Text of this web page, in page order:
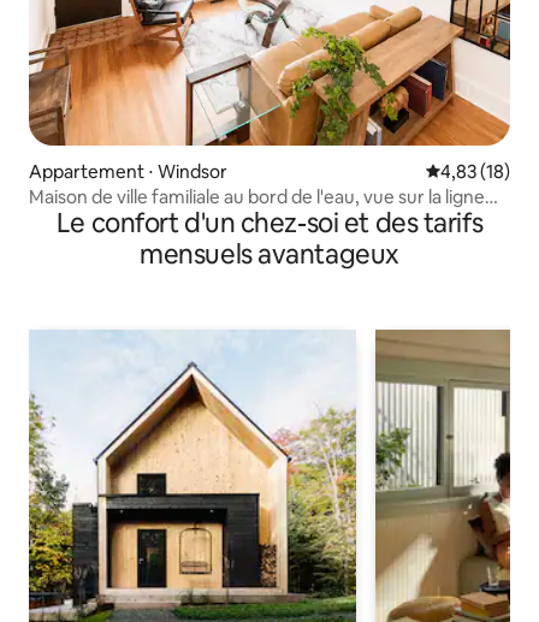
Appartement ⋅ Windsor Évaluation
4,83 (18)
Maison de ville familiale au bord de l'eau, vue sur la ligne
d'horizon
Le confort d'un chez-soi et des tarifs
mensuels avantageux